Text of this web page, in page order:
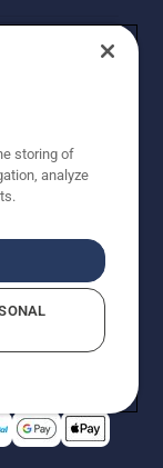
De
Alle
(incl. BTW),
aankoop.
storing of
analyze